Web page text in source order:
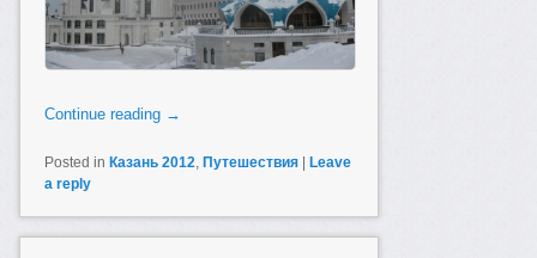
Continue reading →
Posted in Казань 2012,Путешествия |Leave
a reply